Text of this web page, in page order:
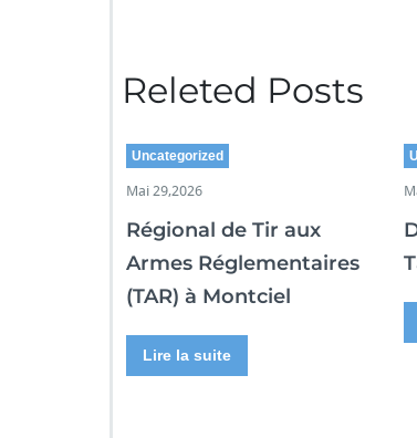
Releted Posts
Uncategorized
Mai 29,2026
Régional de Tir aux
Armes Réglementaires
(TAR) à Montciel
Lire la suite